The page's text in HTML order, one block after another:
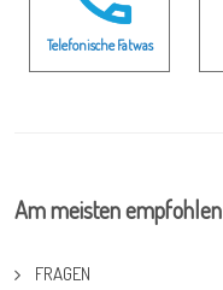
Telefonische Fatwas
Am meisten empfohlen
FRAGEN